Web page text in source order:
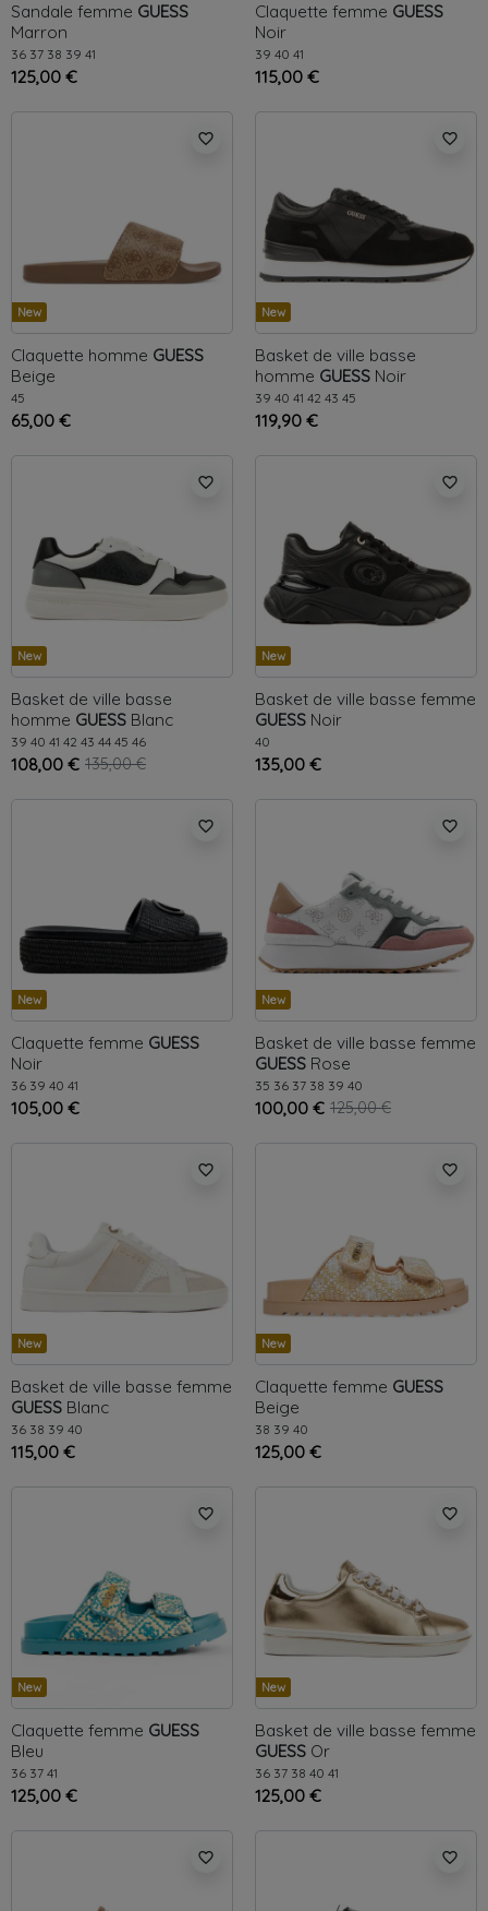
Sandale femme GUESS
Marron
36 37 38 39 41
125,00 €
Claquette femme GUESS
Noir
39 40 41
115,00 €
favorite_border
New
Claquette homme GUESS
Beige
45
65,00 €
favorite_border
New
Basket de ville basse
homme GUESS Noir
39 40 41 42 43 45
119,90 €
favorite_border
New
Basket de ville basse
homme GUESS Blanc
39 40 41 42 43 44 45 46
108,00 € 135,00 €
favorite_border
New
Basket de ville basse femme
GUESS Noir
40
135,00 €
favorite_border
New
Claquette femme GUESS
Noir
36 39 40 41
105,00 €
favorite_border
New
Basket de ville basse femme
GUESS Rose
35 36 37 38 39 40
100,00 € 125,00 €
favorite_border
New
Basket de ville basse femme
GUESS Blanc
36 38 39 40
115,00 €
favorite_border
New
Claquette femme GUESS
Beige
38 39 40
125,00 €
favorite_border
New
Claquette femme GUESS
Bleu
36 37 41
125,00 €
favorite_border
New
Basket de ville basse femme
GUESS Or
36 37 38 40 41
125,00 €
favorite_border favorite_border